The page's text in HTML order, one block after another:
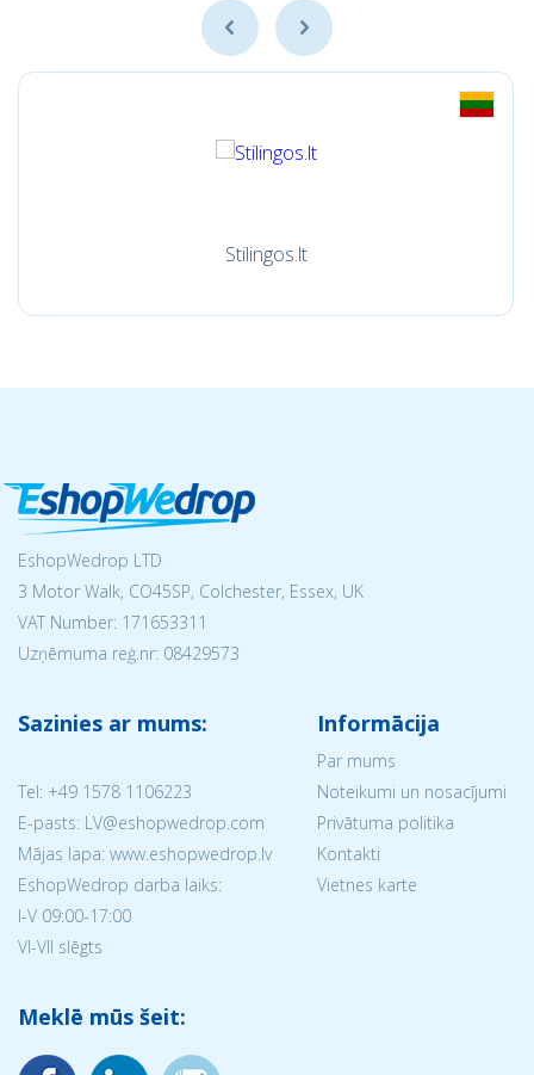
Stilingos.lt
EshopWedrop LTD
3 Motor Walk, CO45SP, Colchester, Essex, UK
VAT Number: 171653311
Uzņēmuma reģ.nr: 08429573
Sazinies ar mums:
Tel: +49 1578 1106223
E-pasts: LV@eshopwedrop.com
Mājas lapa: www.eshopwedrop.lv
EshopWedrop darba laiks:
I-V 09:00-17:00
VI-VII slēgts
Informācija
Par mums
Noteikumi un nosacījumi
Privātuma politika
Kontakti
Vietnes karte
Meklē mūs šeit: